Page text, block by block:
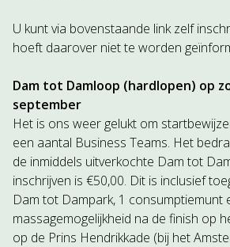
U kunt via bovenstaande link zelf
hoeft daarover niet te worden
Dam tot Damloop (hardlopen) op
september
Het is ons weer gelukt om
een aantal Business Teams. Het
de inmiddels uitverkochte Dam tot
inschrijven is €50,00. Dit is inclusief
Dam tot Dampark, 1 consumptiemunt
massagemogelijkheid na de finish op
op de Prins Hendrikkade (bij het